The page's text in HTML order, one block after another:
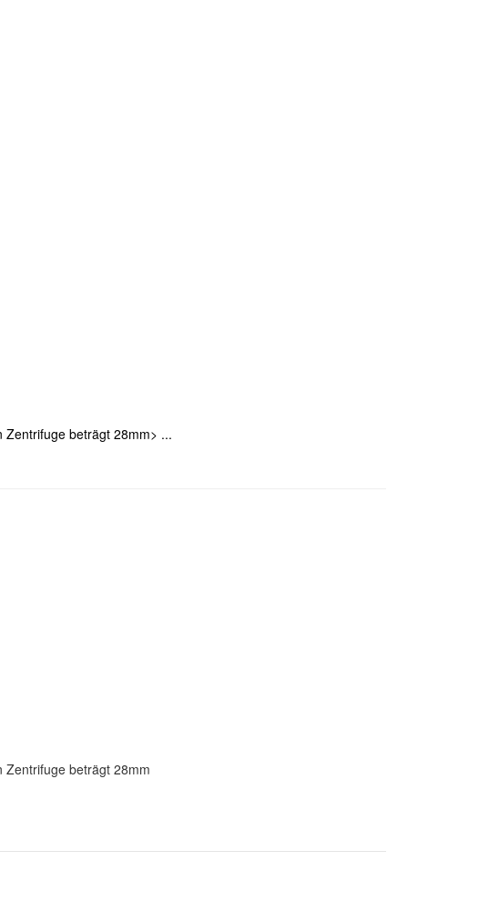
Zentrifuge beträgt 28mm> ...
Zentrifuge beträgt 28mm